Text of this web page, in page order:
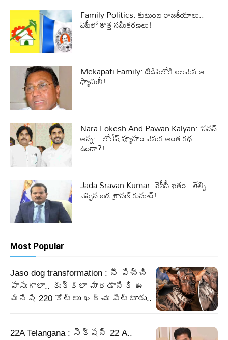
Family Politics: కుటుంబ రాజకీయాలు..
ఏపీలో కొత్త సమీకరణలు!
Mekapati Family: టిడిపిలోకి బలమైన ఆ
ఫ్యామిలీ!
Nara Lokesh And Pawan Kalyan: ‘పవన్
అన్న’.. లోకేష్ వ్యూహం వెనుక అంత కథ
ఉందా?!
Jada Sravan Kumar: వైసీపీ ఖతం.. తేల్చి
చెప్పిన జడ శ్రావణ్ కుమార్!
Most Popular
Jaso dog transformation : నీ పిచ్చి
పాసుగాలా.. కుక్కలా మారడానికి ఈ
మనిషి 220 కోట్లు ఖర్చు పెట్టాడు..
22A Telangana : సెక్షన్ 22 A..